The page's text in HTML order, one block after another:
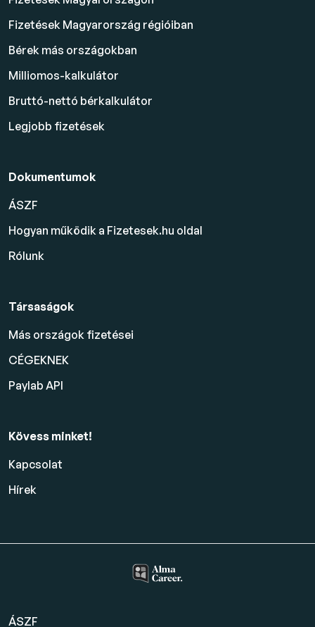
Fizetések Magyarország régióiban
Bérek más országokban
Milliomos-kalkulátor
Bruttó-nettó bérkalkulátor
Legjobb fizetések
Dokumentumok
ÁSZF
Hogyan működik a Fizetesek.hu oldal
Rólunk
Társaságok
Más országok fizetései
CÉGEKNEK
Paylab API
Kövess minket!
Kapcsolat
Hírek
ÁSZF